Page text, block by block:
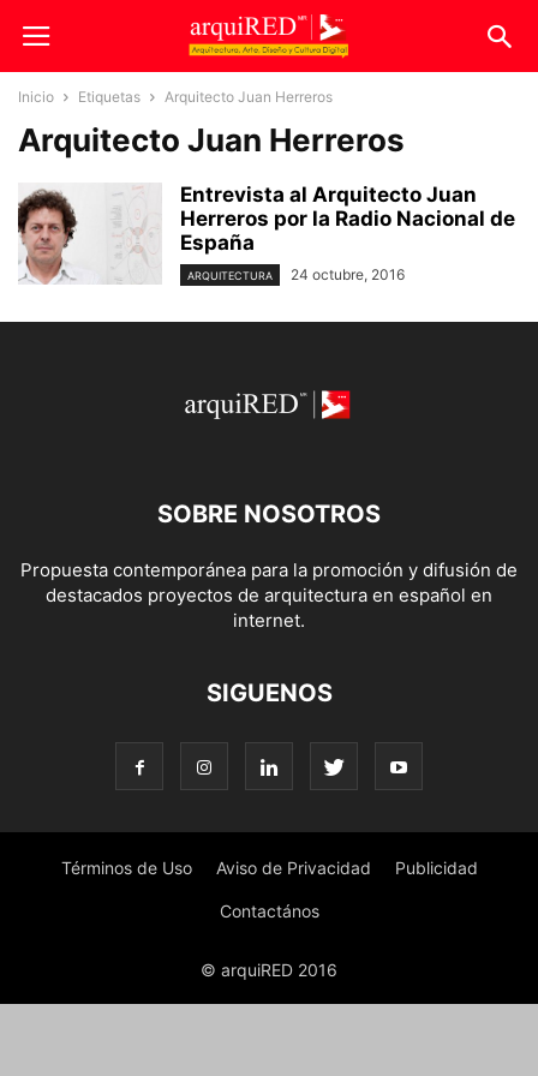
Inicio Etiquetas Arquitecto Juan Herreros
Arquitecto Juan Herreros
Entrevista al Arquitecto Juan
Herreros por la Radio Nacional de
España
ARQUITECTURA 24 octubre, 2016
SOBRE NOSOTROS
Propuesta contemporánea para la promoción y difusión de
destacados proyectos de arquitectura en español en
internet.
SIGUENOS
Términos de Uso Aviso de Privacidad Publicidad
Contactános
© arquiRED 2016